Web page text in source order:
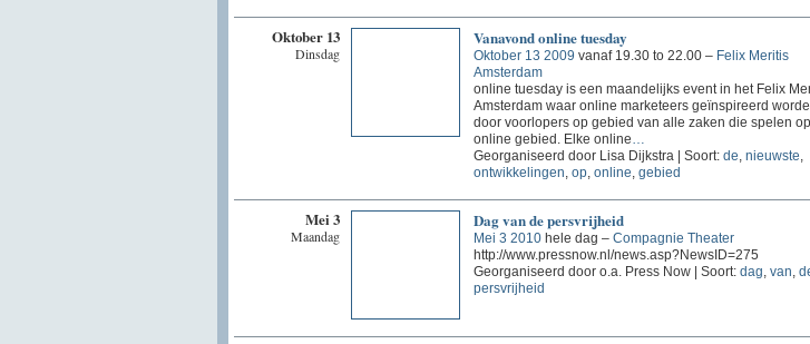
Oktober 13
Dinsdag
Vanavond online tuesday
Oktober 13 2009 vanaf 19.30 to 22.00 – Felix Meritis
Amsterdam
online tuesday is een maandelijks event in het Felix
Amsterdam waar online marketeers geïnspireerd
door voorlopers op gebied van alle zaken die spelen op
online gebied. Elke online…
Georganiseerd door Lisa Dijkstra | Soort: de, nieuwste,
ontwikkelingen, op, online, gebied
Mei 3
Maandag
Dag van de persvrijheid
Mei 3 2010hele dag – Compagnie Theater
http://www.pressnow.nl/news.asp?NewsID=275
Georganiseerd door o.a. Press Now | Soort: dag van
persvrijheid